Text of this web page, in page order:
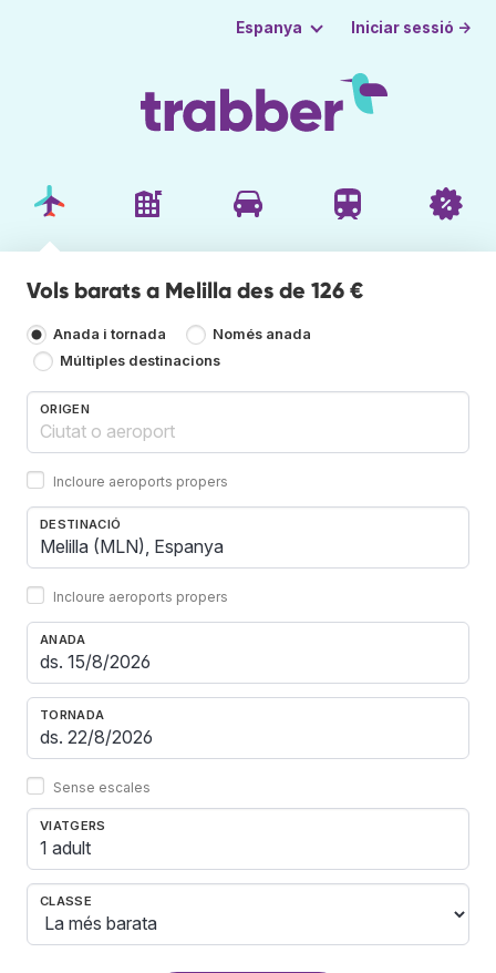
Espanya Iniciar sessió →
Vols barats a Melilla des de 126 €
Anada i tornada
Només anada
Múltiples destinacions
ORIGEN
Incloure aeroports propers
DESTINACIÓ
Incloure aeroports propers
ANADA
TORNADA
Sense escales
VIATGERS
1 adult
CLASSE